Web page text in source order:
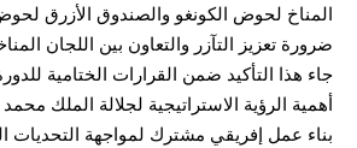
المناخ لحوض الكونغو والصندوق الأزرق
ضرورة تعزيز التآزر والتعاون بين اللجان
جاء هذا التأكيد ضمن القرارات الختامية
أهمية الرؤية الاستراتيجية لجلالة الملك
بناء عمل إفريقي مشترك لمواجهة التحديات